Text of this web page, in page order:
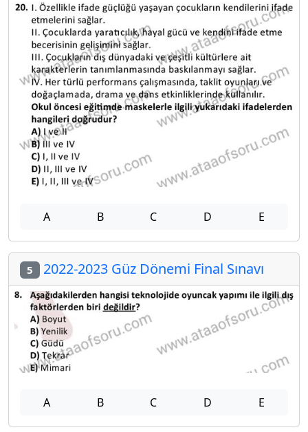
A B C D E
5 2022-2023 Güz Dönemi Final Sınavı
A B C D E